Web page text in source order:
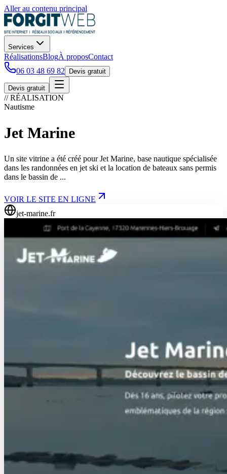
Aller au contenu principal
Services
RéalisationsBlogÀ proposContact
06 03 48 69 82
Devis gratuit
Devis gratuit
// RÉALISATION
Nautisme
Jet Marine
Un site vitrine a été créé pour Jet Marine, base nautique spécialisée
dans les randonnées en jet ski et la location de bateaux sans permis
dans le bassin de ...
VOIR LE SITE EN LIGNE
jet-marine.fr